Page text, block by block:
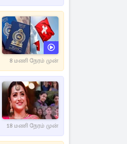
8 மணி நேரம் முன்
18 மணி நேரம் முன்